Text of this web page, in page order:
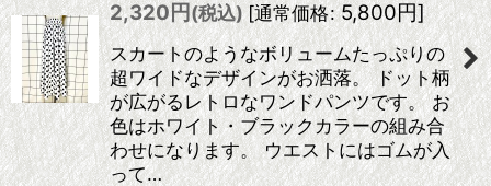
2,320円(税込) [通常価格: 5,800円]
スカートのようなボリュームたっぷりの
超ワイドなデザインがお洒落。 ドット柄
が広がるレトロなワンドパンツです。 お
色はホワイト・ブラックカラーの組み合
わせになります。 ウエストにはゴムが入
って…